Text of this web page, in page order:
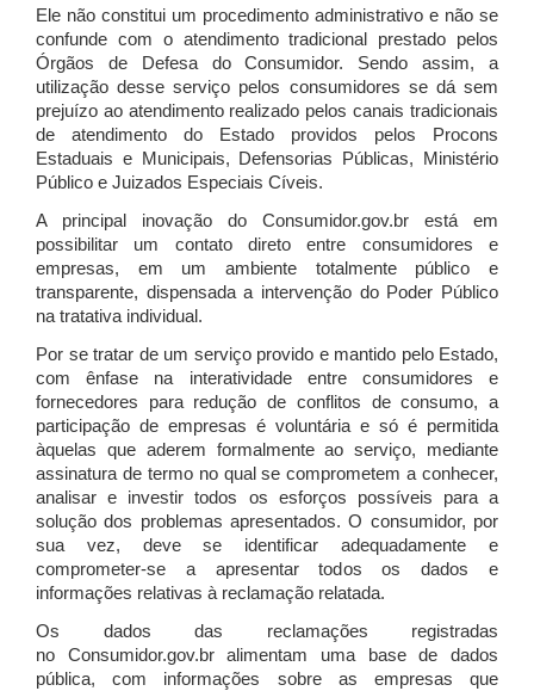
Ele não constitui um procedimento administrativo e não se
confunde com o atendimento tradicional prestado pelos
Órgãos de Defesa do Consumidor. Sendo assim, a
utilização desse serviço pelos consumidores se dá sem
prejuízo ao atendimento realizado pelos canais tradicionais
de atendimento do Estado providos pelos Procons
Estaduais e Municipais, Defensorias Públicas, Ministério
Público e Juizados Especiais Cíveis.
A principal inovação do Consumidor.gov.br está em
possibilitar um contato direto entre consumidores e
empresas, em um ambiente totalmente público e
transparente, dispensada a intervenção do Poder Público
na tratativa individual.
Por se tratar de um serviço provido e mantido pelo Estado,
com ênfase na interatividade entre consumidores e
fornecedores para redução de conflitos de consumo, a
participação de empresas é voluntária e só é permitida
àquelas que aderem formalmente ao serviço, mediante
assinatura de termo no qual se comprometem a conhecer,
analisar e investir todos os esforços possíveis para a
solução dos problemas apresentados. O consumidor, por
sua vez, deve se identificar adequadamente e
comprometer-se a apresentar todos os dados e
informações relativas à reclamação relatada.
Os dados das reclamações registradas
no Consumidor.gov.br alimentam uma base de dados
pública, com informações sobre as empresas que